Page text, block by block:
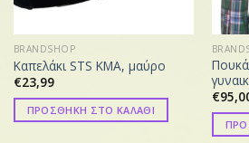
BRANDSHOP
Καπελάκι STS KMA, μαύρο
€23,99
ΠΡΟΣΘΗΚΗ ΣΤΟ ΚΑΛΑΘΙ
€